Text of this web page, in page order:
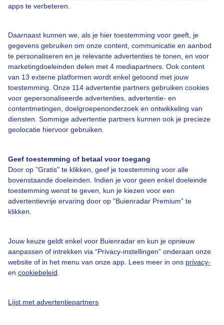
apps te verbeteren.
Daarnaast kunnen we, als je hier toestemming voor geeft, je
gegevens gebruiken om onze content, communicatie en aanbod
te personaliseren en je relevante advertenties te tonen, en voor
marketingdoeleinden delen met 4 mediapartners. Ook content
van 13 externe platformen wordt enkel getoond met jouw
toestemming. Onze 114 advertentie partners gebruiken cookies
voor gepersonaliseerde advertenties, advertentie- en
contentmetingen, doelgroepenonderzoek en ontwikkeling van
diensten. Sommige advertentie partners kunnen ook je precieze
geolocatie hiervoor gebruiken.
Geef toestemming of betaal voor toegang
Door op "Gratis" te klikken, geef je toestemming voor alle
bovenstaande doeleinden. Indien je voor geen enkel doeleinde
toestemming wenst te geven, kun je kiezen voor een
advertentievrije ervaring door op “Buienradar Premium” te
klikken.
Jouw keuze geldt enkel voor Buienradar en kun je opnieuw
aanpassen of intrekken via “Privacy-instellingen” onderaan onze
website of in het menu van onze app. Lees meer in ons privacy-
en cookiebeleid
Lijst met advertentiepartners
Veelgestelde vragen
Contact
Toegankelijkheid
Gebruikersvoorwaarden
Adverteren
Buienradar Team
Cookie beleid
Privacy instellingen
Gratis weerdata
@BuienradarNL
Buienradar